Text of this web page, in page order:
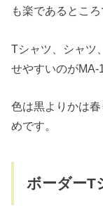
も楽であるところ
Tシャツ、シャツ
せやすいのがMA-1
色は黒よりかは
めです。
ボーダーT